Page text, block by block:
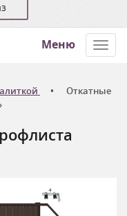
Меню
Откатные